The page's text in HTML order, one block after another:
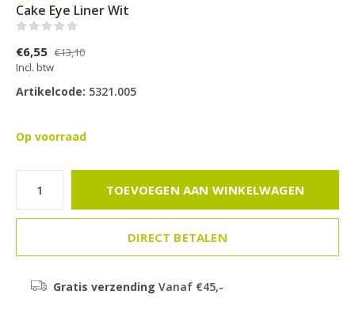
Cake Eye Liner Wit
€6,55 €13,10
Incl. btw
Artikelcode: 5321.005
Op voorraad
TOEVOEGEN AAN WINKELWAGEN
DIRECT BETALEN
Gratis verzending Vanaf €45,-